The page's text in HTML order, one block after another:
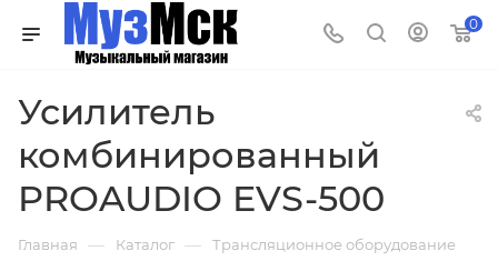
0
Усилитель
комбинированный
PROAUDIO EVS-500
Главная — Каталог — Трансляционное оборудование